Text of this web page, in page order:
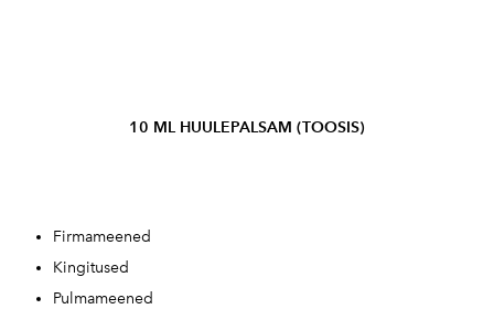
10 ML HUULEPALSAM (TOOSIS)
Firmameened
Kingitused
Pulmameened